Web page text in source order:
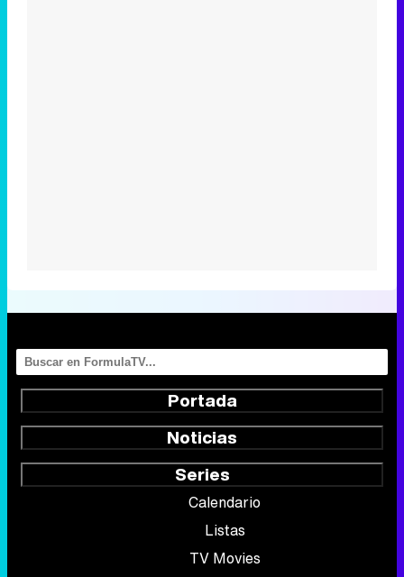
Portada
Noticias
Series
Calendario
Listas
TV Movies